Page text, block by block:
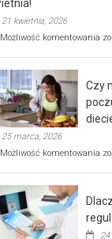
21 kwietnia, 2026
Możliwość komentowania
w
Czy
25 marca, 2026
Możliwość komentowania
że
24